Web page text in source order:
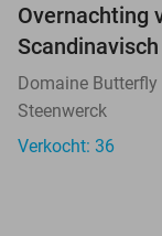
Overnachting
Domaine Butterfly
Steenwerck
Verkocht: 36